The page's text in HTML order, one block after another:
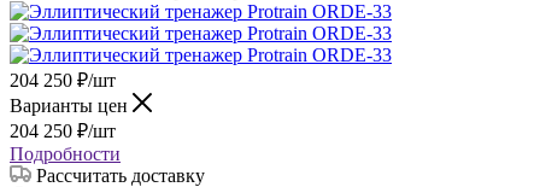
204 250 ₽/шт
Варианты цен
204 250 ₽/шт
Подробности
Рассчитать доставку